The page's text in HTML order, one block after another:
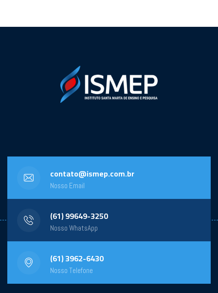
contato@ismep.com.br
Nosso Email
(61) 99649-3250
Nosso WhatsApp
(61) 3962-6430
Nosso Telefone